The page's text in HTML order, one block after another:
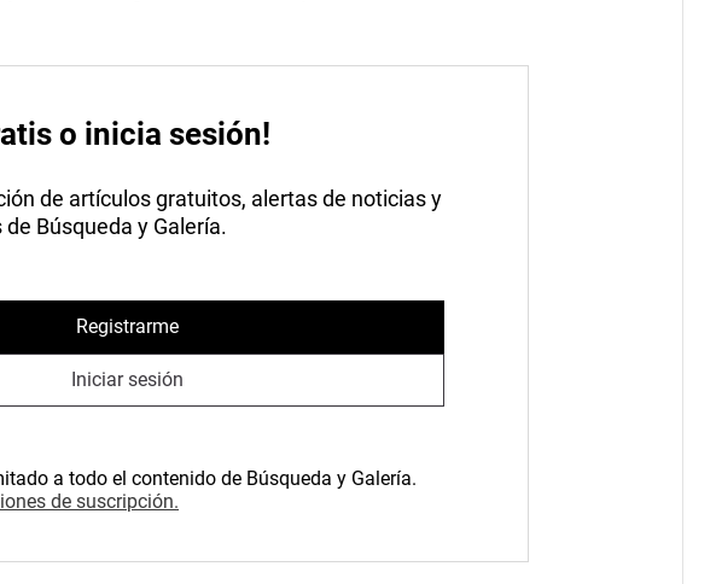
o inicia sesión!
de artículos gratuitos, alertas de noticias y
Búsqueda y Galería.
Registrarme
Iniciar sesión
a todo el contenido de Búsqueda y Galería.
de suscripción.